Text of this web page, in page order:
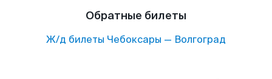
Обратные билеты
Ж/д билеты Чебоксары — Волгоград